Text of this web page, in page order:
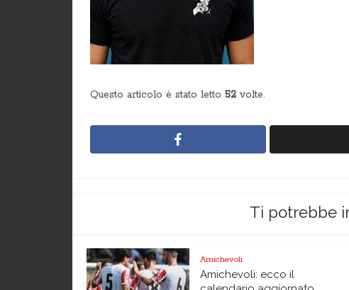
Questo articolo è stato letto 52 volte.
Ti potrebbe
Amichevoli
Amichevoli: ecco il